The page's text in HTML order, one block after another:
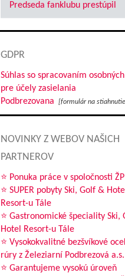
Predseda fanklubu prestúpil
GDPR
Súhlas so spracovaním
pre účely zasielania
Podbrezovana
[formulár na
NOVINKY Z WEBOV NAŠICH
PARTNEROV
⭐ Ponuka práce v spoločnosti
⭐ SUPER pobyty Ski, Golf & Hotel
Resort-u Tále
⭐ Gastronomické špeciality Ski,
Hotel Resort-u Tále
⭐ Vysokokvalitné bezšvíkové
rúry z Železiarní Podbrezová a.s.
⭐ Garantujeme vysokú úroveň